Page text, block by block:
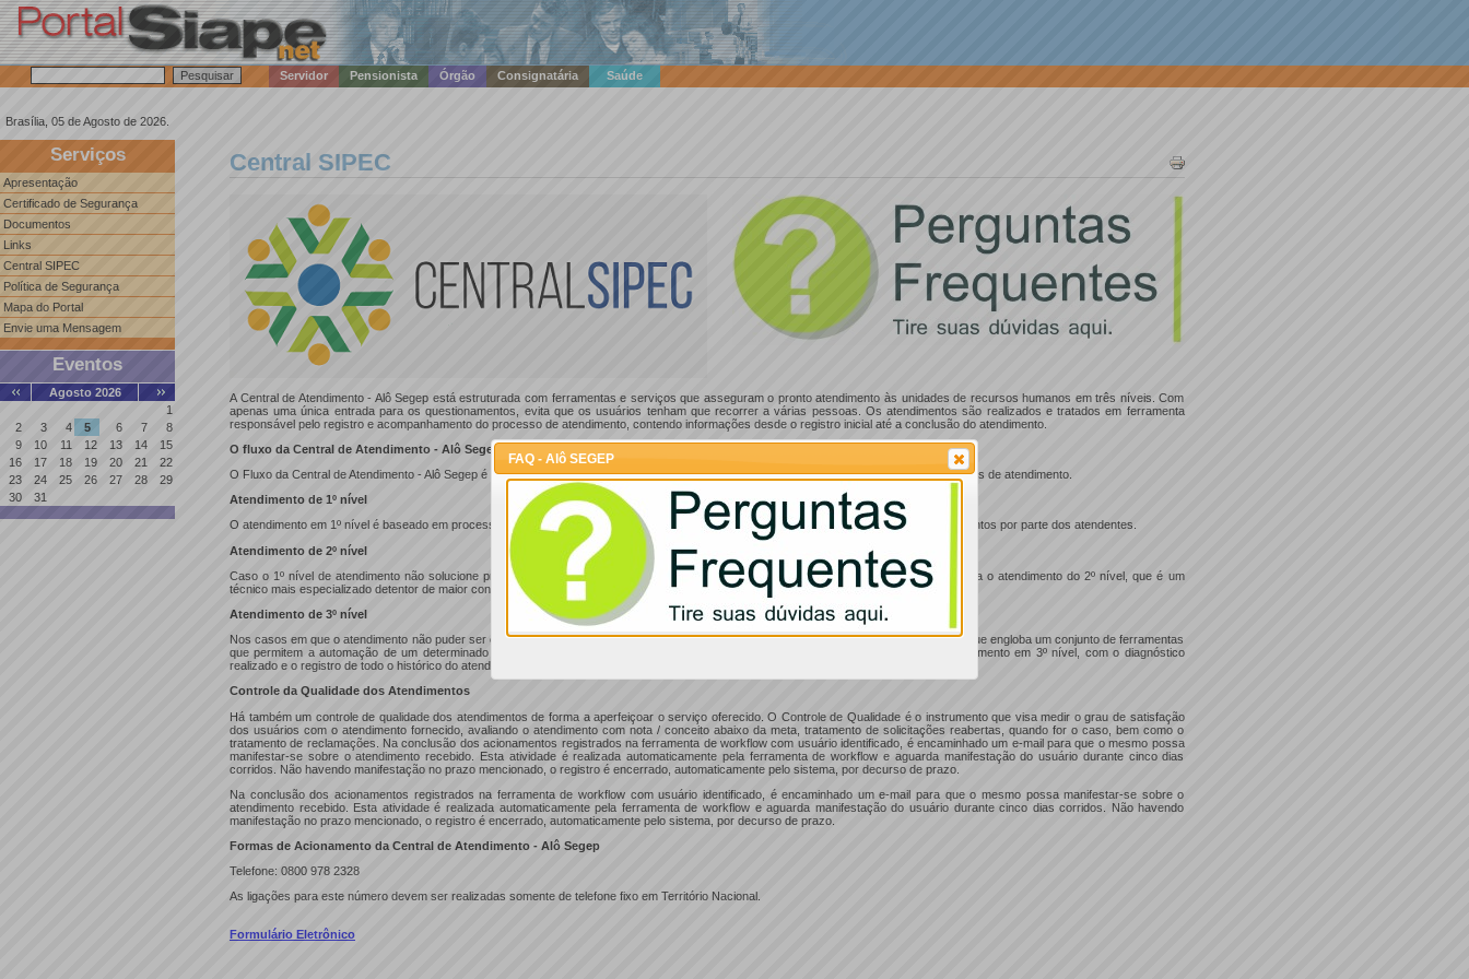
Servidor Pensionista Órgão Consignatária Saúde
Brasília, 05 de Agosto de 2026.
Serviços
Apresentação
Certificado de Segurança
Documentos
Links
Central SIPEC
Política de Segurança
Mapa do Portal
Envie uma Mensagem
Eventos
Agosto 2026
1
2
3 4 5 6 7
8
9
10 11 12 13 14
15
16
17 18 19 20 21
22
23
24 25 26 27 28
29
30
31
Central SIPEC
A Central de Atendimento - Alô Segep está estruturada com ferramentas e serviços que asseguram o pronto atendimento às unidades de recursos humanos em três níveis. Com
apenas uma única entrada para os questionamentos, evita que os usuários tenham que recorrer a várias pessoas. Os atendimentos são realizados e tratados em ferramenta
responsável pelo registro e acompanhamento do processo de atendimento, contendo informações desde o registro inicial até a conclusão do atendimento.
O fluxo da Central de Atendimento - Alô Segep
O Fluxo da Central de Atendimento - Alô Segep é realizado por meio de níveis de complexidade dos temas e subtemas divididos em três níveis de atendimento.
Atendimento de 1º nível
O atendimento em 1º nível é baseado em processos e scripts desenvolvidos para favorecer a pesquisa e sequência correta de esclarecimentos por parte dos atendentes.
Atendimento de 2º nível
Caso o 1º nível de atendimento não solucione prontamente o problema, o usuário da unidade de recursos humanos será direcionado para o atendimento do 2º nível, que é um
técnico mais especializado detentor de maior conhecimento sobre o tema, para continuar o tratamento do questionamento.
Atendimento de 3º nível
Nos casos em que o atendimento não puder ser conclusivo no 2º nível, a demanda é encaminhado via ferramenta de workflow (tecnologia que engloba um conjunto de ferramentas
que permitem a automação de um determinado fluxo de trabalho e a troca de informações interdepartamentais) para a equipe de atendimento em 3º nível, com o diagnóstico
realizado e o registro de todo o histórico do atendimento.
Controle da Qualidade dos Atendimentos
Há também um controle de qualidade dos atendimentos de forma a aperfeiçoar o serviço oferecido. O Controle de Qualidade é o instrumento que visa medir o grau de satisfação
dos usuários com o atendimento fornecido, avaliando o atendimento com nota / conceito abaixo da meta, tratamento de solicitações reabertas, quando for o caso, bem como o
tratamento de reclamações. Na conclusão dos acionamentos registrados na ferramenta de workflow com usuário identificado, é encaminhado um e-mail para que o mesmo possa
manifestar-se sobre o atendimento recebido. Esta atividade é realizada automaticamente pela ferramenta de workflow e aguarda manifestação do usuário durante cinco dias
corridos. Não havendo manifestação no prazo mencionado, o registro é encerrado, automaticamente pelo sistema, por decurso de prazo.
Na conclusão dos acionamentos registrados na ferramenta de workflow com usuário identificado, é encaminhado um e-mail para que o mesmo possa manifestar-se sobre o
atendimento recebido. Esta atividade é realizada automaticamente pela ferramenta de workflow e aguarda manifestação do usuário durante cinco dias corridos. Não havendo
manifestação no prazo mencionado, o registro é encerrado, automaticamente pelo sistema, por decurso de prazo.
Formas de Acionamento da Central de Atendimento - Alô Segep
Telefone: 0800 978 2328
As ligações para este número devem ser realizadas somente de telefone fixo em Território Nacional.
Formulário Eletrônico
FAQ - Alô SEGEP